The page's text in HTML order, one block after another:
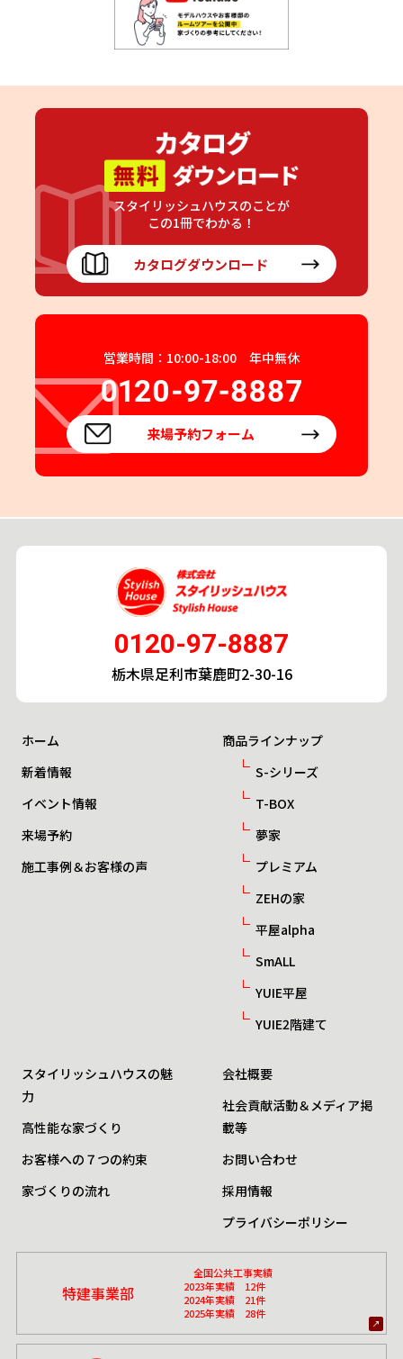
スタイリッシュハウスのことが
この1冊でわかる！
カタログダウンロード
営業時間：10:00-18:00 年中無休
来場予約フォーム
0120-97-8887
栃木県足利市葉鹿町2-30-16
ホーム
新着情報
イベント情報
来場予約
施工事例＆お客様の声
商品ラインナップ
S-シリーズ
T-BOX
夢家
プレミアム
ZEHの家
平屋alpha
SmALL
YUIE平屋
YUIE2階建て
スタイリッシュハウスの魅
力
高性能な家づくり
お客様への７つの約束
家づくりの流れ
会社概要
社会貢献活動＆メディア掲
載等
お問い合わせ
採用情報
プライバシーポリシー
特建事業部
全国公共工事実績
2023年実績 12件
2024年実績 21件
2025年実績 28件